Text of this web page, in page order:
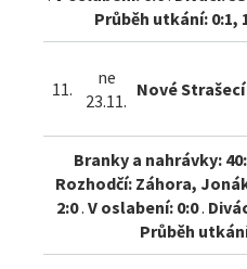
Průběh utkání: 0:1,
11.
ne
23.11.
Nové Strašecí
Branky a nahrávky:
Rozhodčí: Záhora,
2:0. V oslabení: 0:0.
Průběh